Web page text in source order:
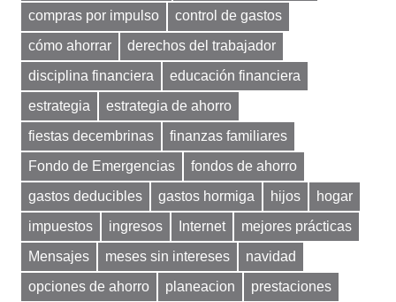
compras por impulso
control de gastos
cómo ahorrar
derechos del trabajador
disciplina financiera
educación financiera
estrategia
estrategia de ahorro
fiestas decembrinas
finanzas familiares
Fondo de Emergencias
fondos de ahorro
gastos deducibles
gastos hormiga hijos
hogar
impuestos
ingresos Internet
mejores prácticas
Mensajes
meses sin intereses
navidad
opciones de ahorro
planeacion prestaciones